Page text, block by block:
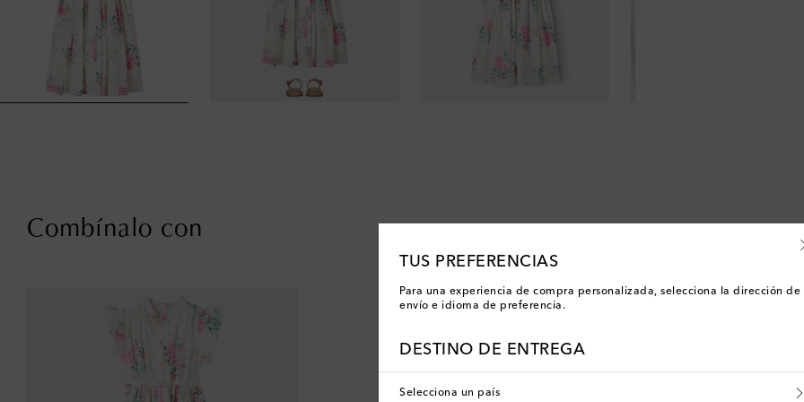
Combínalo con
TUS PREFERENCIAS
Para una experiencia de compra personalizada, selecciona la dirección de
envío e idioma de preferencia.
DESTINO DE ENTREGA
Selecciona un país